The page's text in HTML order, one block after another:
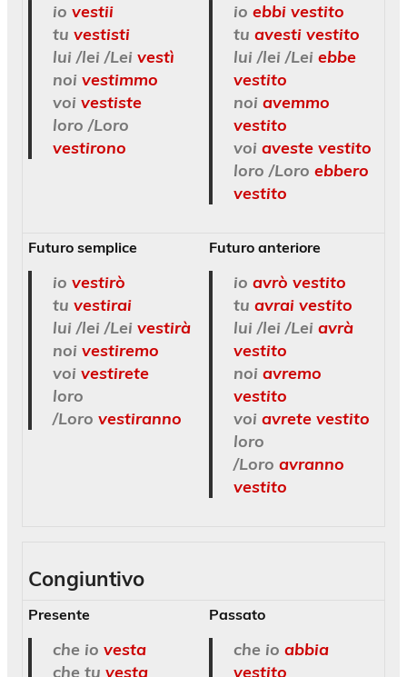
io vestii
tu vestisti
lui /lei /Lei vestì
noi vestimmo
voi vestiste
loro /Loro
vestirono
io ebbi vestito
tu avesti vestito
lui /lei /Lei ebbe
vestito
noi avemmo
vestito
voi aveste vestito
loro /Loro ebbero
vestito
Futuro semplice
io vestirò
tu vestirai
lui /lei /Lei vestirà
noi vestiremo
voi vestirete
loro
/Loro vestiranno
Futuro anteriore
io avrò vestito
tu avrai vestito
lui /lei /Lei avrà
vestito
noi avremo
vestito
voi avrete vestito
loro
/Loro avranno
vestito
Congiuntivo
Presente
che io vesta
che tu vesta
Passato
che io abbia
vestito